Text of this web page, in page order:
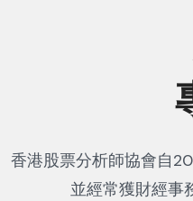
香港股票分析師協會自
並經常獲財經事